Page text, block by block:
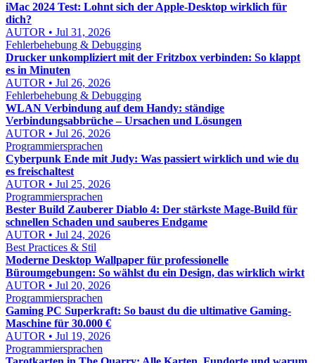
iMac 2024 Test: Lohnt sich der Apple-Desktop wirklich für
dich?
AUTOR • Jul 31, 2026
Fehlerbehebung & Debugging
Drucker unkompliziert mit der Fritzbox verbinden: So klappt
es in Minuten
AUTOR • Jul 26, 2026
Fehlerbehebung & Debugging
WLAN Verbindung auf dem Handy: ständige
Verbindungsabbrüche – Ursachen und Lösungen
AUTOR • Jul 26, 2026
Programmiersprachen
Cyberpunk Ende mit Judy: Was passiert wirklich und wie du
es freischaltest
AUTOR • Jul 25, 2026
Programmiersprachen
Bester Build Zauberer Diablo 4: Der stärkste Mage-Build für
schnellen Schaden und sauberes Endgame
AUTOR • Jul 24, 2026
Best Practices & Stil
Moderne Desktop Wallpaper für professionelle
Büroumgebungen: So wählst du ein Design, das wirklich wirkt
AUTOR • Jul 20, 2026
Programmiersprachen
Gaming PC Superkraft: So baust du die ultimative Gaming-
Maschine für 30.000 €
AUTOR • Jul 19, 2026
Programmiersprachen